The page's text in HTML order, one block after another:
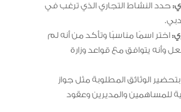
حدد النشاط التجاري الذي ترغب في
اختر اسمًا مناسبًا وتأكد من أنه لم
وأنه يتوافق مع قواعد وزارة
الوثائق المطلوبة مثل جواز
للمساهمين والمديرين وعقود